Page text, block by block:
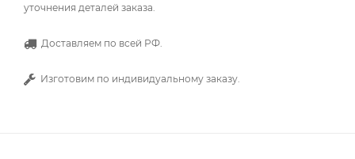
уточнения деталей заказа.
Доставляем по всей РФ.
Изготовим по индивидуальному заказу.